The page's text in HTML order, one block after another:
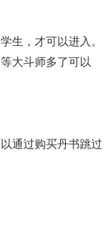
生，才可以进入。
大斗师多了可以
通过购买丹书跳过